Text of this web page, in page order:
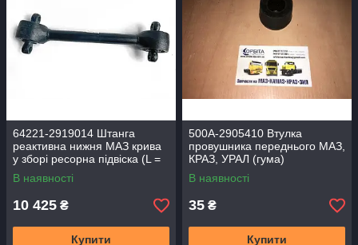
64221-2919014 Штанга
реактивна нижня МАЗ крива
у зборі ресорна підвіска (L =
95 мм)
В наявності
10 425 ₴
Купити
500A-2905410 Втулка
провушника переднього МАЗ,
КРАЗ, УРАЛ (гума)
В наявності
35 ₴
Купити